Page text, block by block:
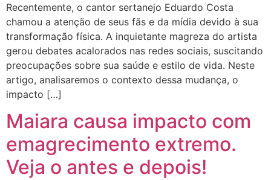
Recentemente, o cantor sertanejo Eduardo Costa
chamou a atenção de seus fãs e da mídia devido à sua
transformação física. A inquietante magreza do artista
gerou debates acalorados nas redes sociais, suscitando
preocupações sobre sua saúde e estilo de vida. Neste
artigo, analisaremos o contexto dessa mudança, o
impacto […]
Maiara causa impacto com
emagrecimento extremo.
Veja o antes e depois!